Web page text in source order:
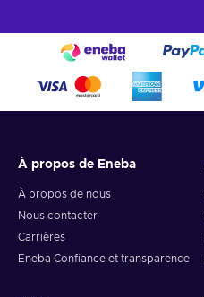
À propos de Eneba
À propos de nous
Nous contacter
Carrières
Eneba Confiance et transparence